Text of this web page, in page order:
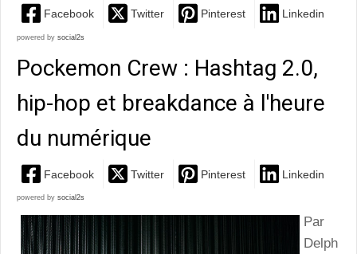
Facebook Twitter Pinterest Linkedin
powered by social2s
Pockemon Crew : Hashtag 2.0,
hip-hop et breakdance à l'heure
du numérique
Facebook Twitter Pinterest Linkedin
powered by social2s
Par
Delph